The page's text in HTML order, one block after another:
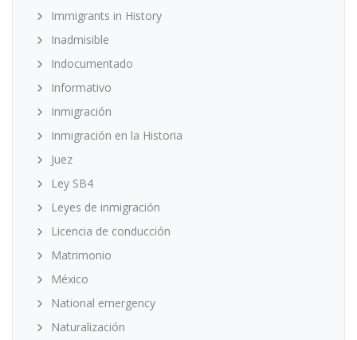
Immigrants in History
Inadmisible
Indocumentado
Informativo
Inmigración
Inmigración en la Historia
Juez
Ley SB4
Leyes de inmigración
Licencia de conducción
Matrimonio
México
National emergency
Naturalización